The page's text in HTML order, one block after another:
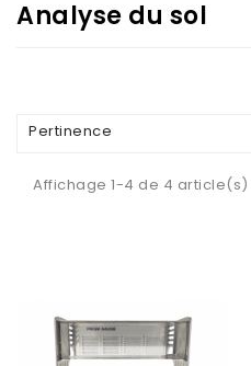
Analyse du sol
Pertinence
Affichage 1-4 de 4 article(s)